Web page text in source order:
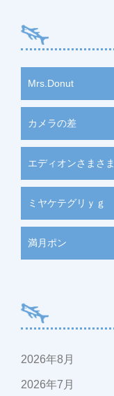
Mrs.Donut
カメラの差
エディオンさまさま
ミヤケテグリｙｇ
満月ポン
2026年8月
2026年7月